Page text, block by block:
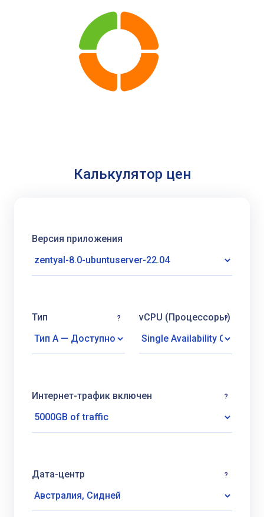
Калькулятор цен
Версия приложения
Тип ? vCPU (Процессоры)
?
Интернет-трафик включен ?
Дата-центр ?